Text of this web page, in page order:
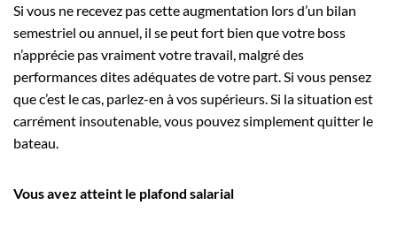
Si vous ne recevez pas cette augmentation lors d’un bilan
semestriel ou annuel, il se peut fort bien que votre boss
n’apprécie pas vraiment votre travail, malgré des
performances dites adéquates de votre part. Si vous pensez
que c’est le cas, parlez-en à vos supérieurs. Si la situation est
carrément insoutenable, vous pouvez simplement quitter le
bateau.
Vous avez atteint le plafond salarial